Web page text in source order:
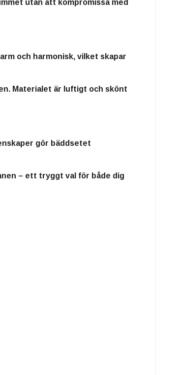
utan att kompromissa med
och harmonisk, vilket skapar
Materialet är luftigt och skönt
gör bäddsetet
– ett tryggt val för både dig